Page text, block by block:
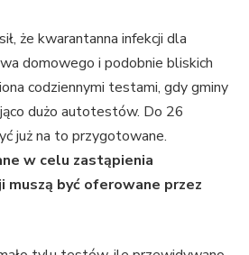
że kwarantanna infekcji dla
domowego i podobnie bliskich
codziennymi testami, gdy gminy
dużo autotestów. Do 26
już na to przygotowane.
w celu zastąpienia
muszą być oferowane przez